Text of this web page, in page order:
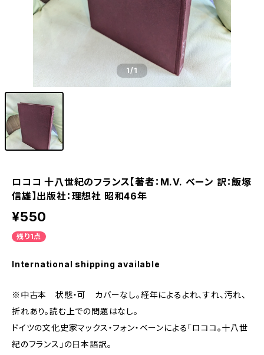
1/1
ロココ 十八世紀のフランス【著者：M.V. ベーン 訳：飯塚
信雄】出版社：理想社 昭和46年
¥550
残り1点
International shipping available
※中古本 状態・可 カバーなし。経年によるよれ、すれ、汚れ、
折れあり。読む上での問題はなし。
ドイツの文化史家マックス・フォン・ベーンによる「ロココ。十八世
紀のフランス」の日本語訳。